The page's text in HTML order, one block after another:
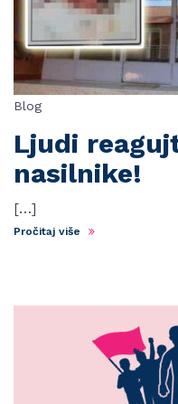
Blog
Ljudi
nasilnike!
[…]
Pročitaj više